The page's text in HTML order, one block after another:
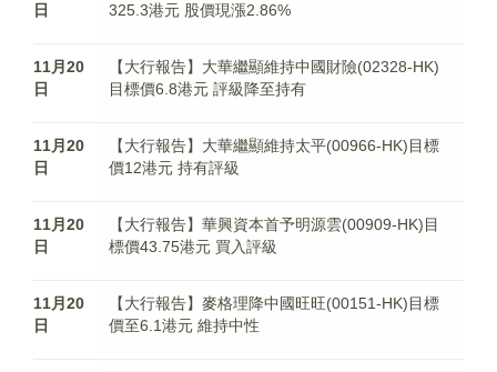
日
325.3港元 股價現漲2.86%
11月20
日
【大行報告】大華繼顯維持中國財險(02328-HK)
目標價6.8港元 評級降至持有
11月20
日
【大行報告】大華繼顯維持太平(00966-HK)目標
價12港元 持有評級
11月20
日
【大行報告】華興資本首予明源雲(00909-HK)目
標價43.75港元 買入評級
11月20
日
【大行報告】麥格理降中國旺旺(00151-HK)目標
價至6.1港元 維持中性